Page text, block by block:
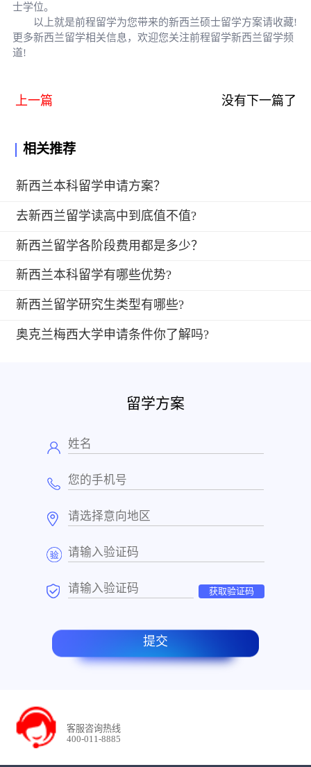
士学位。
以上就是前程留学为您带来的新西兰硕士留学方案请收藏!
更多新西兰留学相关信息，欢迎您关注前程留学新西兰留学频
道!
上一篇 没有下一篇了
相关推荐
新西兰本科留学申请方案？
去新西兰留学读高中到底值不值?
新西兰留学各阶段费用都是多少？
新西兰本科留学有哪些优势?
新西兰留学研究生类型有哪些?
奥克兰梅西大学申请条件你了解吗?
留学方案
获取验证码
提交
客服咨询热线
400-011-8885